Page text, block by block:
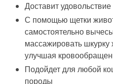
Доставит
С помощью щетки
самостоятельно
массажировать
улучшая
Подойдет для любой
породы